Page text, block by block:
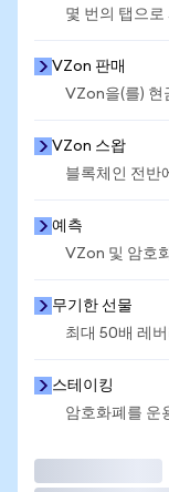
몇 번의 탭으
VZon 판매
VZon을(를) 현
VZon 스왑
블록체인 전반
예측
VZon 및 암호
무기한 선물
최대 50배 레
스테이킹
암호화폐를 운